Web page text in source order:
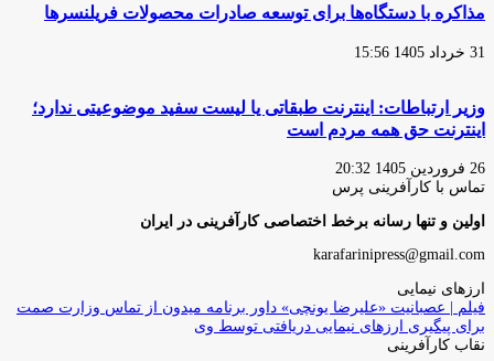
مذاکره با دستگاه‌ها برای توسعه صادرات محصولات فریلنسرها
31 خرداد 1405 15:56
وزیر ارتباطات: اینترنت طبقاتی یا لیست سفید موضوعیتی ندارد؛
اینترنت حق همه مردم است
26 فروردین 1405 20:32
تماس با کارآفرینی پرس
اولین و تنها رسانه برخط اختصاصی کارآفرینی در ایران
karafarinipress@gmail.com
ارزهای نیمایی
فیلم | عصبانیت «علیرضا یونچی» داور برنامه میدون از تماس وزارت صمت
برای پیگیری ارزهای نیمایی دریافتی توسط وی
نقاب کارآفرینی